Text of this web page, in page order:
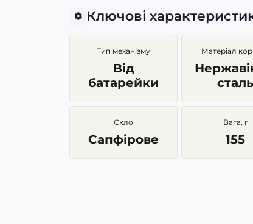
Ключові
Тип механізму
Від
батарейки
Матеріал
сталь
Скло
Сапфірове
Вага, г
155